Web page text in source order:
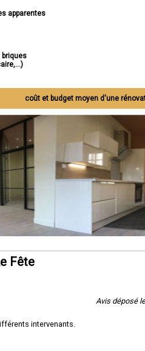
apparentes
coût et budget moyen d'une
Fête
Avis déposé
intervenants.